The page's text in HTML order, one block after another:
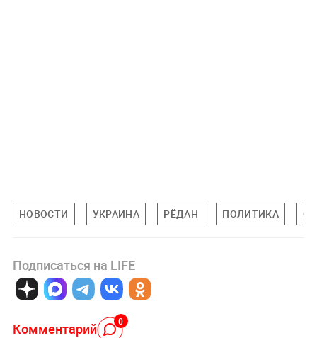
НОВОСТИ УКРАИНА РЁДАН ПОЛИТИКА
Подписаться на LIFE
Комментарий 0